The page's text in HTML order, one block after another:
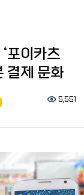
포이카츠
결제 문화
5,551